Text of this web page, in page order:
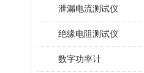
泄漏电流测试仪
绝缘电阻测试仪
数字功率计